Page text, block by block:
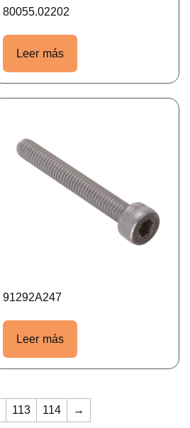
80055.02202
Leer más
91292A247
Leer más
113 114 →